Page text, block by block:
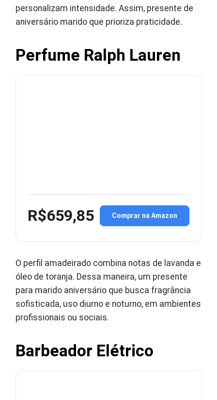
personalizam intensidade. Assim, presente de
aniversário marido que prioriza praticidade.
Perfume Ralph Lauren
R$659,85 Comprar na Amazon
O perfil amadeirado combina notas de lavanda e
óleo de toranja. Dessa maneira, um presente
para marido aniversário que busca fragrância
sofisticada, uso diurno e noturno, em ambientes
profissionais ou sociais.
Barbeador Elétrico